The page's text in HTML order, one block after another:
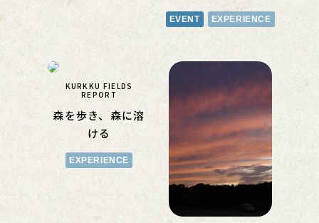
EVENT EXPERIENCE
KURKKU FIELDS
REPORT
森を歩き、森に溶
ける
EXPERIENCE